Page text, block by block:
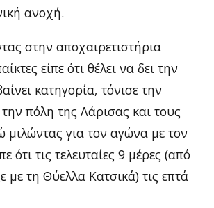
ανοχή.
στην αποχαιρετιστήρια
είπε ότι θέλει να δει την
κατηγορία, τόνισε την
πόλη της Λάρισας και τους
μιλώντας για τον αγώνα με τον
ότι τις τελευταίες 9 μέρες (από
με τη Θύελλα Κατσικά) τις επτά